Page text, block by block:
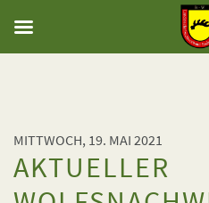
MITTWOCH, 19. MAI 2021
AKTUELLER